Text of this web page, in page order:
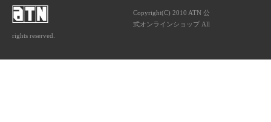
Copyright(C) 2010 ATN 公
式オンラインショップ All
rights reserved.